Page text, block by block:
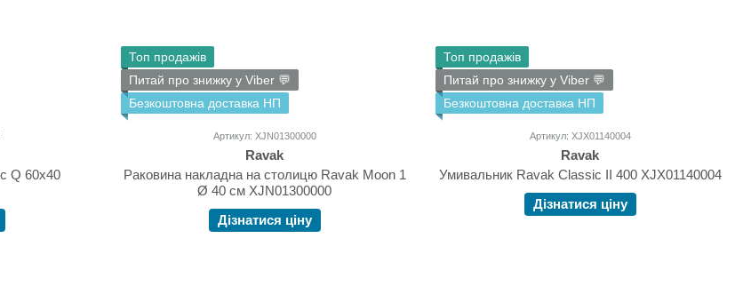
Q 60x40
Топ продажів
Питай про знижку у Viber 💬
Безкоштовна доставка НП
Артикул: XJN01300000
Ravak
Раковина накладна на столицю Ravak Moon 1
Ø 40 см XJN01300000
Дізнатися ціну
Топ продажів
Питай про знижку у Viber 💬
Безкоштовна доставка НП
Артикул: XJX01140004
Ravak
Умивальник Ravak Classic II 400 XJX01140004
Дізнатися ціну